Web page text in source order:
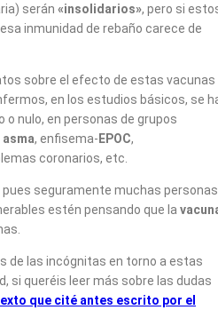
serán «insolidarios», pero si
inmunidad de rebaño carece de
sobre el efecto de estas vacunas
en los estudios básicos, se
nulo, en personas de grupos
asma, enfisema- EPOC,
coronarios, etc.
seguramente muchas personas
estén pensando que la
de las incógnitas en torno a estas
si queréis leer más sobre las dudas
que cité antes escrito por el